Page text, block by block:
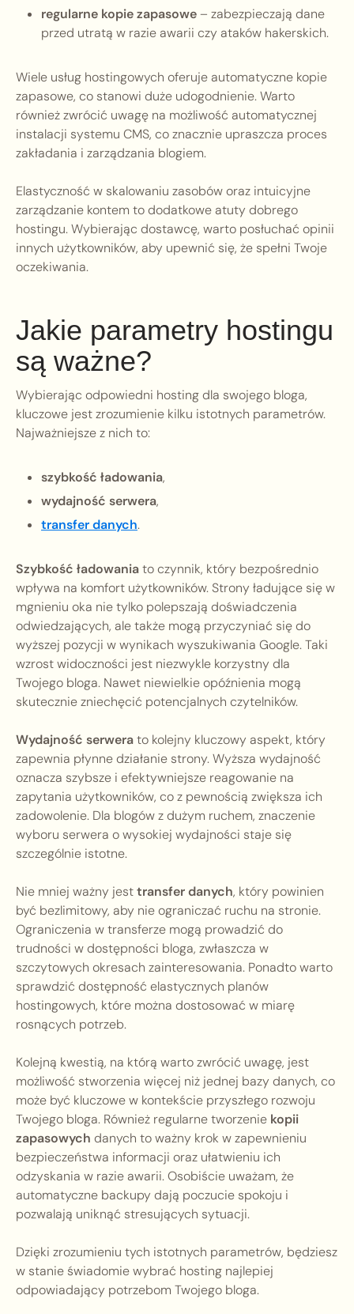
regularne kopie zapasowe– zabezpieczają dane
przed utratą w razie awarii czy ataków hakerskich.
Wiele usług hostingowych oferuje automatyczne kopie
zapasowe, co stanowi duże udogodnienie. Warto
również zwrócić uwagę na możliwość automatycznej
instalacji systemu CMS, co znacznie upraszcza proces
zakładania i zarządzania blogiem.
Elastyczność w skalowaniu zasobów oraz intuicyjne
zarządzanie kontem to dodatkowe atuty dobrego
hostingu. Wybierając dostawcę, warto posłuchać opinii
innych użytkowników, aby upewnić się, że spełni Twoje
oczekiwania.
Jakie parametry hostingu
są ważne?
Wybierając odpowiedni hosting dla swojego bloga,
kluczowe jest zrozumienie kilku istotnych parametrów.
Najważniejsze z nich to:
szybkość ładowania,
wydajność serwera,
transfer danych.
Szybkość ładowaniato czynnik, który bezpośrednio
wpływa na komfort użytkowników. Strony ładujące się w
mgnieniu oka nie tylko polepszają doświadczenia
odwiedzających, ale także mogą przyczyniać się do
wyższej pozycji w wynikach wyszukiwania Google. Taki
wzrost widoczności jest niezwykle korzystny dla
Twojego bloga. Nawet niewielkie opóźnienia mogą
skutecznie zniechęcić potencjalnych czytelników.
Wydajność serwerato kolejny kluczowy aspekt, który
zapewnia płynne działanie strony. Wyższa wydajność
oznacza szybsze i efektywniejsze reagowanie na
zapytania użytkowników, co z pewnością zwiększa ich
zadowolenie. Dla blogów z dużym ruchem, znaczenie
wyboru serwera o wysokiej wydajności staje się
szczególnie istotne.
Nie mniej ważny jesttransfer danych, który powinien
być bezlimitowy, aby nie ograniczać ruchu na stronie.
Ograniczenia w transferze mogą prowadzić do
trudności w dostępności bloga, zwłaszcza w
szczytowych okresach zainteresowania. Ponadto warto
sprawdzić dostępność elastycznych planów
hostingowych, które można dostosować w miarę
rosnących potrzeb.
Kolejną kwestią, na którą warto zwrócić uwagę, jest
możliwość stworzenia więcej niż jednej bazy danych, co
może być kluczowe w kontekście przyszłego rozwoju
Twojego bloga. Również regularne tworzenie kopii
zapasowych danych to ważny krok w zapewnieniu
bezpieczeństwa informacji oraz ułatwieniu ich
odzyskania w razie awarii. Osobiście uważam, że
automatyczne backupy dają poczucie spokoju i
pozwalają uniknąć stresujących sytuacji.
Dzięki zrozumieniu tych istotnych parametrów, będziesz
w stanie świadomie wybrać hosting najlepiej
odpowiadający potrzebom Twojego bloga.